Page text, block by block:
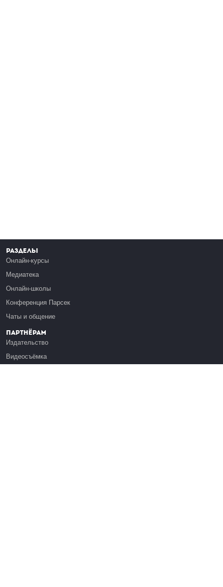
Разделы
Онлайн-курсы
Медиатека
Онлайн-школы
Конференция Парсек
Чаты и общение
Партнёрам
Издательство
Видеосъёмка